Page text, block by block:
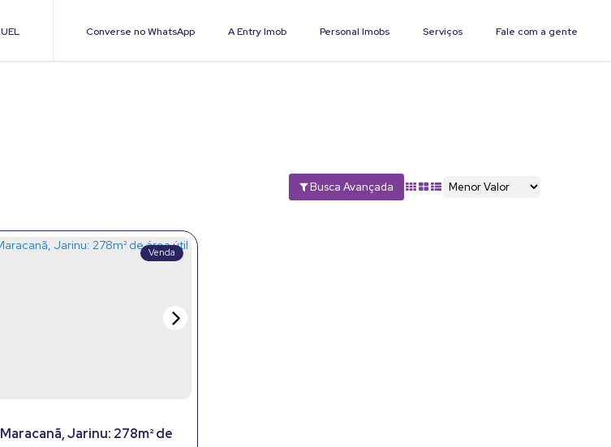
Converse no WhatsApp A Entry Imob Personal Imobs Serviços Fale com a gente
Busca Avançada
Jarinu: 278m² de